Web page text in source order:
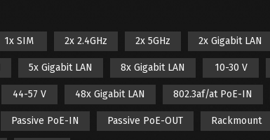
1x SIM 2x 2.4GHz 2x 5GHz 2x Gigabit LAN
5x Gigabit LAN 8x Gigabit LAN 10-30 V
44-57 V 48x Gigabit LAN 802.3af/at PoE-IN
Passive PoE-IN Passive PoE-OUT Rackmount